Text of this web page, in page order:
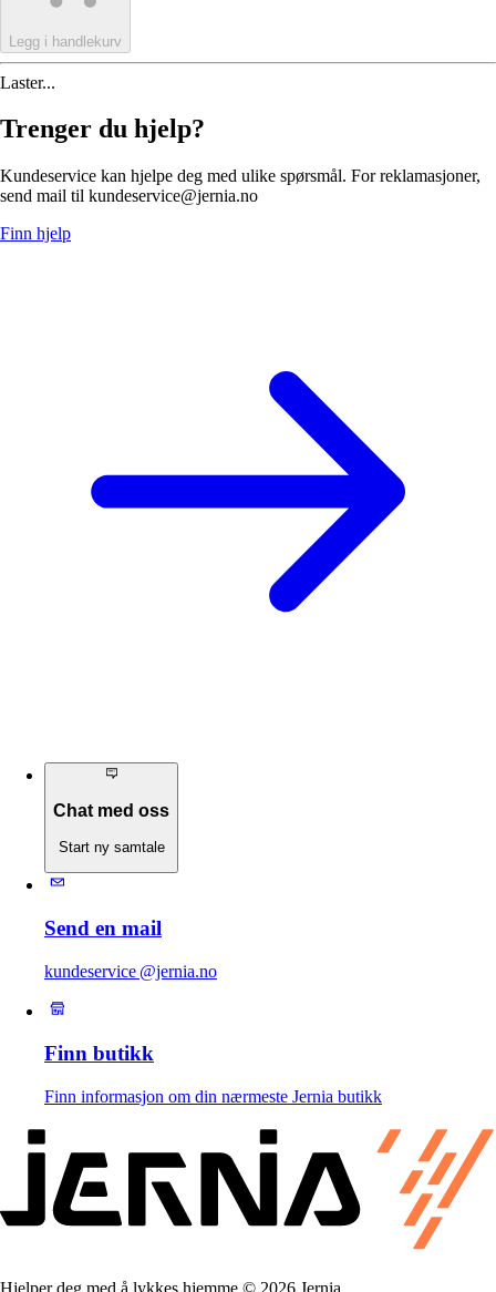
Legg i handlekurv
Laster...
Trenger du hjelp?
Kundeservice kan hjelpe deg med ulike spørsmål. For reklamasjoner,
send mail til kundeservice@jernia.no
Finn hjelp
Chat med oss
Start ny samtale
Send en mail
kundeservice @jernia.no
Finn butikk
Finn informasjon om din nærmeste Jernia butikk
Hjelper deg med å lykkes hjemme © 2026 Jernia